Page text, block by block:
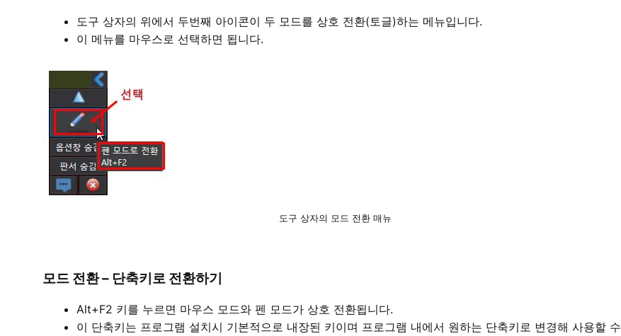
도구 상자의 위에서 두번째 아이콘이 두 모드를 상호 전환(토글)하는 메뉴입니다.
이 메뉴를 마우스로 선택하면 됩니다.
도구 상자의 모드 전환 매뉴
모드 전환 – 단축키로 전환하기
Alt+F2 키를 누르면 마우스 모드와 펜 모드가 상호 전환됩니다.
이 단축키는 프로그램 설치시 기본적으로 내장된 키이며 프로그램 내에서 원하는 단축키로 변경해 사용할 수